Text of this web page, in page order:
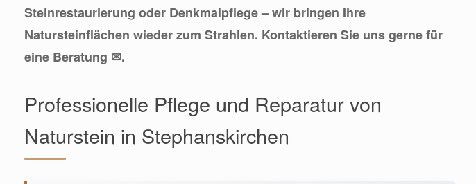
Steinrestaurierung oder Denkmalpflege – wir bringen Ihre
Natursteinflächen wieder zum Strahlen. Kontaktieren Sie uns gerne für
eine Beratung ✉.
Professionelle Pflege und Reparatur von
Naturstein in Stephanskirchen